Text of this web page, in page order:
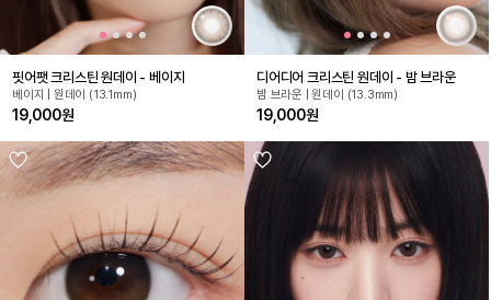
핏어팻 크리스틴 원데이 - 베이지
베이지 | 원데이 (13.1mm)
19,000원
디어디어 크리스틴 원데이 - 밤 브라운
밤 브라운 | 원데이 (13.3mm)
19,000원